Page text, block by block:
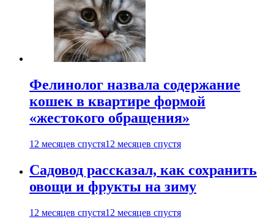
Фелинолог назвала содержание
кошек в квартире формой
«жестокого обращения»
12 месяцев спустя12 месяцев спустя
Садовод рассказал, как сохранить
овощи и фрукты на зиму
12 месяцев спустя12 месяцев спустя